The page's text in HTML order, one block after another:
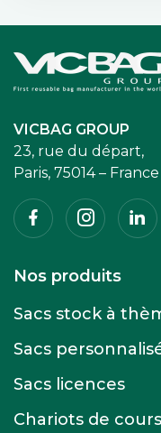
VICBAG GROUP
23, rue du départ,
Paris, 75014 – France
Facebook
Nos produits
Sacs stock à
Sacs
Sacs licences
Chariots de